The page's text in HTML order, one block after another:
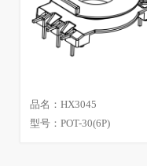
品名：HX3045
型号：POT-30(6P)